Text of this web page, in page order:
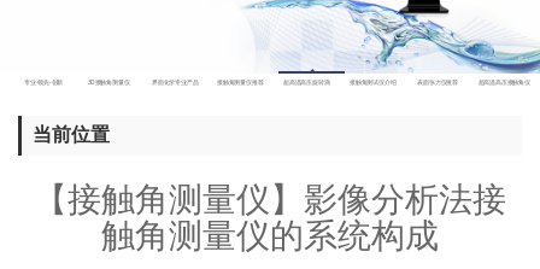
超高温高压旋转滴界面张力仪
→ 提供微米级样品台及镜头水平调整功能
→ 更专业的CAST®3.0，ADSA®－RealDrop®算法加持
当前位置
【接触角测量仪】影像分析法接
触角测量仪的系统构成